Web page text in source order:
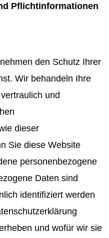
Pflichtinformationen
den Schutz Ihrer
Wir behandeln Ihre
und
dieser
Sie diese Website
personenbezogene
Daten sind
identifiziert werden
und wofür wir sie